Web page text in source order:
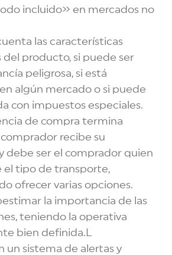
incluido» en mercados no
las características
del producto, si puede ser
peligrosa, si está
algún mercado o si puede
con impuestos especiales.
de compra termina
recibe su
debe ser el comprador quien
el tipo de transporte,
ofrecer varias opciones.
la importancia de las
teniendo la operativa
bien definida.L
un sistema de alertas y